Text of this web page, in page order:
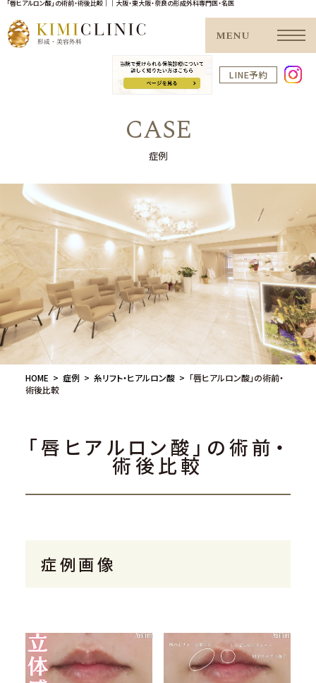
「唇ヒアルロン酸」の術前・術後比較｜｜大阪・東大阪・奈良の形成外科専門医・名医
LINE予約
MENU
CASE
症例
HOME 症例 糸リフト・ヒアルロン酸
「唇ヒアルロン酸」の術前・
術後比較
「唇ヒアルロン酸」の術前・
術後比較
症例画像